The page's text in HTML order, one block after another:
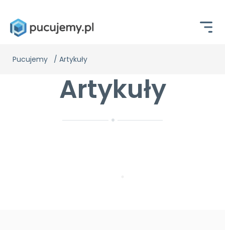
Pucujemy / Artykuły
Artykuły